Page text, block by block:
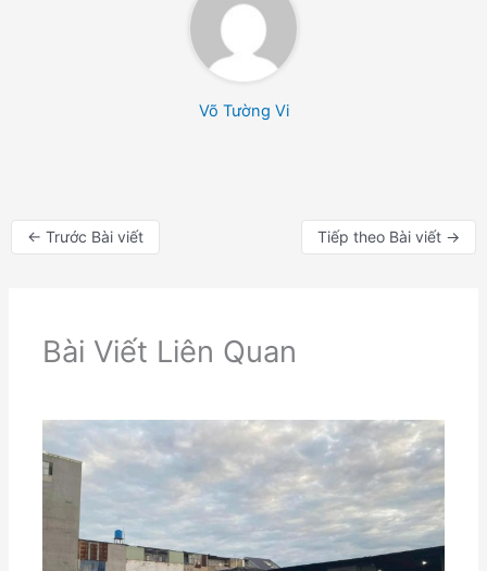
Võ Tường Vi
← Trước Bài viết Tiếp theo Bài viết →
Bài Viết Liên Quan